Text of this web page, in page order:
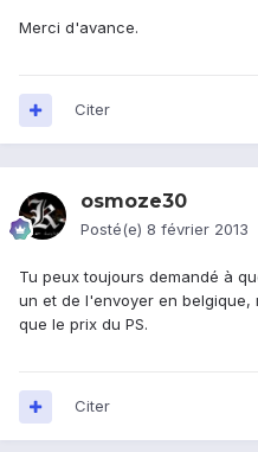
Merci d'avance.
Citer
osmoze30
Posté(e) 8 février 2013
Tu peux toujours demandé à
un et de l'envoyer en
que le prix du PS.
Citer